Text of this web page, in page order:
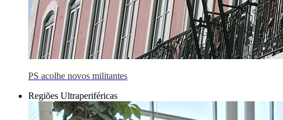
PS acolhe novos militantes
Regiões Ultraperiféricas